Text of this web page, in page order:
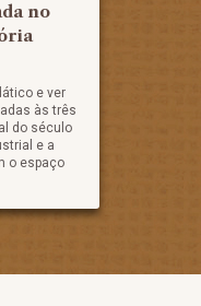
no
e ver
às três
do século
e a
o espaço